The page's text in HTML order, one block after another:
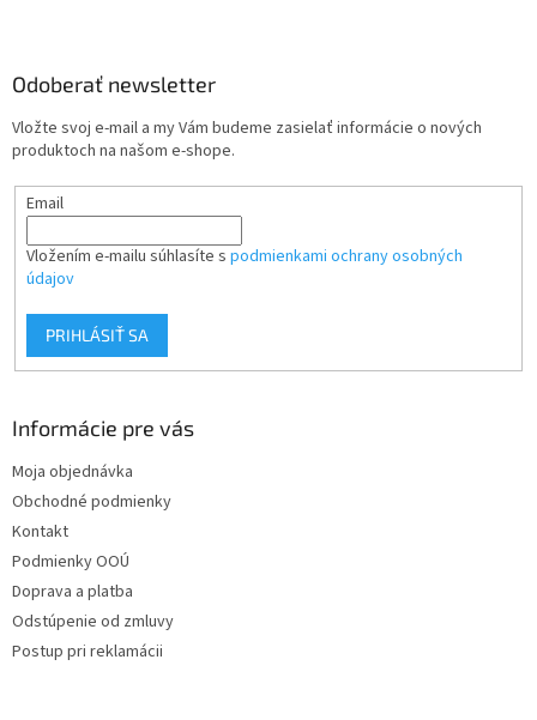
Odoberať newsletter
Vložte svoj e-mail a my Vám budeme zasielať informácie o nových
produktoch na našom e-shope.
Email
Vložením e-mailu súhlasíte s podmienkami ochrany osobných
údajov
PRIHLÁSIŤ SA
Informácie pre vás
Moja objednávka
Obchodné podmienky
Kontakt
Podmienky OOÚ
Doprava a platba
Odstúpenie od zmluvy
Postup pri reklamácii